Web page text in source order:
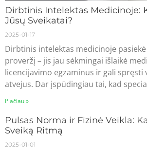
Dirbtinis Intelektas Medicinoje:
Jūsų Sveikatai?
2025-01-17
Dirbtinis intelektas medicinoje
proveržį – jis jau sėkmingai išlaikė
licencijavimo egzaminus ir gali spręsti
atvejus. Dar įspūdingiau tai, kad
Plačiau »
Pulsas Norma ir Fizinė Veikla:
Sveiką Ritmą
2025-01-01